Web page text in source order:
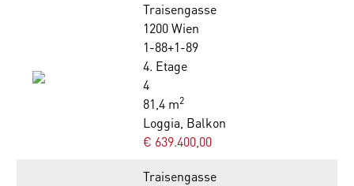
Traisengasse
1200 Wien
1-88+1-89
4. Etage
4
81,4 m2
Loggia, Balkon
€ 639.400,00
Traisengasse